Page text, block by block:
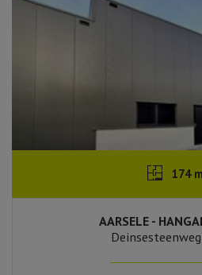
174
AARSELE -